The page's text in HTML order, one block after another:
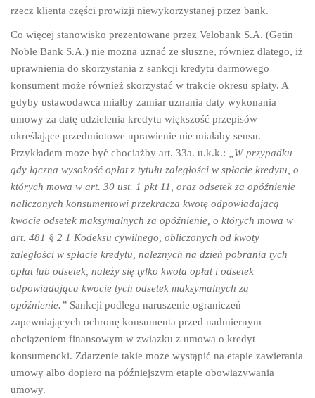
rzecz klienta części prowizji niewykorzystanej przez bank.
Co więcej stanowisko prezentowane przez Velobank S.A. (Getin
Noble Bank S.A.) nie można uznać ze słuszne, również dlatego, iż
uprawnienia do skorzystania z sankcji kredytu darmowego
konsument może również skorzystać w trakcie okresu spłaty. A
gdyby ustawodawca miałby zamiar uznania daty wykonania
umowy za datę udzielenia kredytu większość przepisów
określające przedmiotowe uprawienie nie miałaby sensu.
Przykładem może być chociażby art. 33a. u.k.k.:
„W przypadku
gdy łączna wysokość opłat z tytułu zaległości w spłacie kredytu, o
których mowa w art. 30 ust. 1 pkt 11, oraz odsetek za opóźnienie
naliczonych konsumentowi przekracza kwotę odpowiadającą
kwocie odsetek maksymalnych za opóźnienie, o których mowa w
art. 481 § 2 1 Kodeksu cywilnego, obliczonych od kwoty
zaległości w spłacie kredytu, należnych na dzień pobrania tych
opłat lub odsetek, należy się tylko kwota opłat i odsetek
odpowiadająca kwocie tych odsetek maksymalnych za
opóźnienie.” Sankcji podlega naruszenie ograniczeń
zapewniających ochronę konsumenta przed nadmiernym
obciążeniem finansowym w związku z umową o kredyt
konsumencki. Zdarzenie takie może wystąpić na etapie zawierania
umowy albo dopiero na późniejszym etapie obowiązywania
umowy.